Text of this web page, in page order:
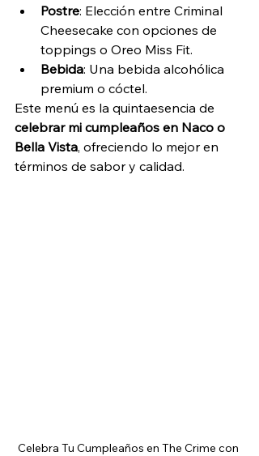
Postre: Elección entre Criminal
Cheesecake con opciones de
toppings o Oreo Miss Fit.
Bebida: Una bebida alcohólica
premium o cóctel.
Este menú es la quintaesencia de
celebrar mi cumpleaños en Naco o
Bella Vista, ofreciendo lo mejor en
términos de sabor y calidad.
Celebra Tu Cumpleaños en The Crime con